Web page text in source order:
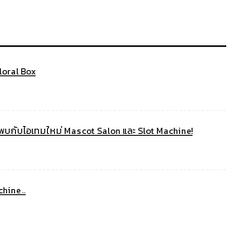
Box
พบกับไอเทมใหม่ Mascot Salon และ Slot Machine!
..